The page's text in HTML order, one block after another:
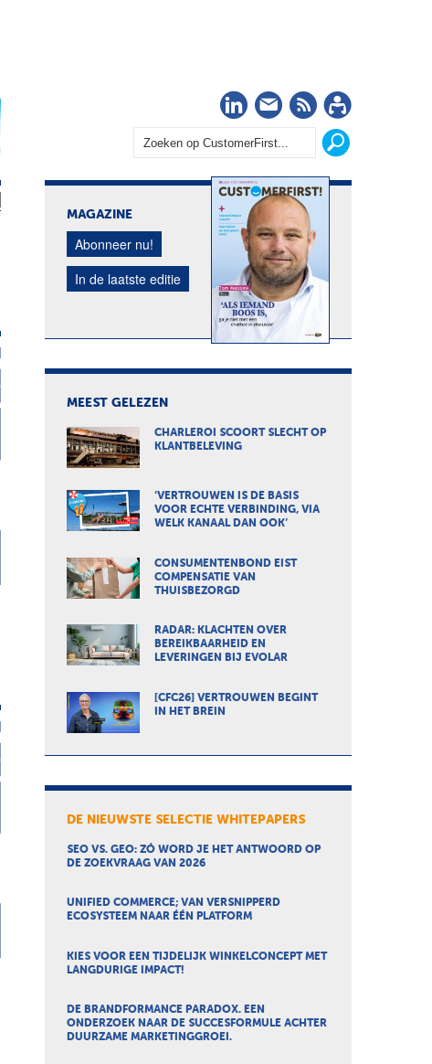
LinkedIn
Nieuwsbrief
RSS
MAGAZINE
Abonneer nu!
In de laatste editie
MEEST GELEZEN
CHARLEROI SCOORT SLECHT OP
KLANTBELEVING
‘VERTROUWEN IS DE BASIS
VOOR ECHTE VERBINDING, VIA
WELK KANAAL DAN OOK’
CONSUMENTENBOND EIST
COMPENSATIE VAN
THUISBEZORGD
RADAR: KLACHTEN OVER
BEREIKBAARHEID EN
LEVERINGEN BIJ EVOLAR
[CFC26] VERTROUWEN BEGINT
IN HET BREIN
DE NIEUWSTE SELECTIE WHITEPAPERS
SEO VS. GEO: ZÓ WORD JE HET ANTWOORD OP
DE ZOEKVRAAG VAN 2026
UNIFIED COMMERCE; VAN VERSNIPPERD
ECOSYSTEEM NAAR ÉÉN PLATFORM
KIES VOOR EEN TIJDELIJK WINKELCONCEPT MET
LANGDURIGE IMPACT!
DE BRANDFORMANCE PARADOX. EEN
ONDERZOEK NAAR DE SUCCESFORMULE ACHTER
DUURZAME MARKETINGGROEI.